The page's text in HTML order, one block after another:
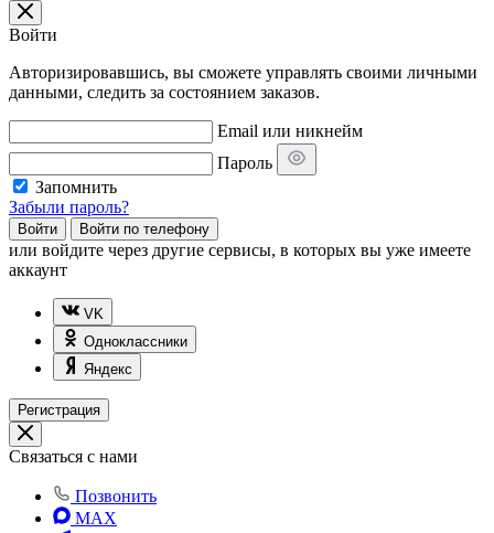
Войти
Авторизировавшись, вы сможете управлять своими личными
данными, следить за состоянием заказов.
Email или никнейм
Пароль
Запомнить
Забыли пароль?
Войти Войти по телефону
или войдите через другие сервисы, в которых вы уже имеете
аккаунт
VK
Одноклассники
Яндекс
Регистрация
Связаться с нами
Позвонить
MAX